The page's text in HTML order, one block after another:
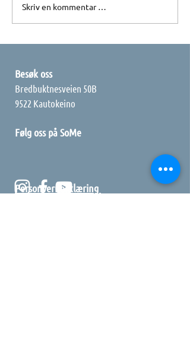
Nannet i omstilling –
status og veien mot
Skriv en kommentar …
Besøk oss
Bredbuktnesveien 50B
9522 Kautokeino
Følg oss på SoMe
Personvernerklæring